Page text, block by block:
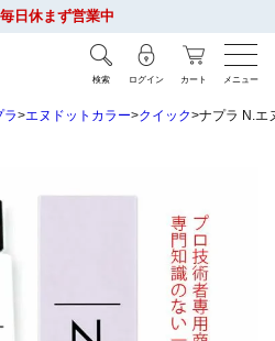
日休まず営業中
検索 ログイン カート メニュー
ラ エヌドットカラー クイック ナプラ N.エ